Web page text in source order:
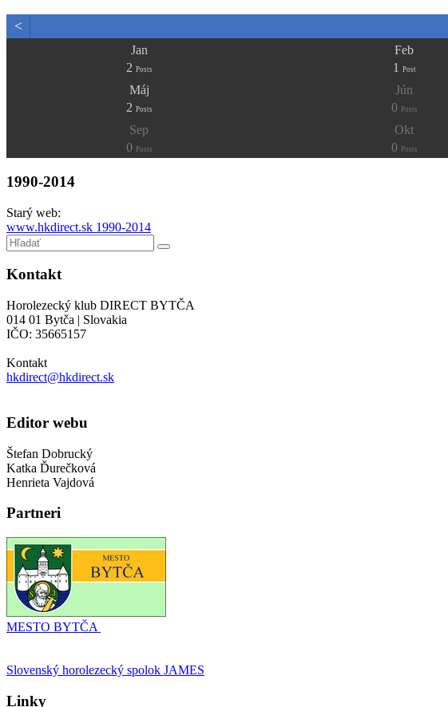
<
Jan
2 Posts
Feb
1
Post
Máj
2 Posts
Jún
0
Posts
Sep
0
Posts
Okt
0
Posts
1990-2014
Starý web:
www.hkdirect.sk 1990-2014
Kontakt
Horolezecký klub DIRECT BYTČA
014 01 Bytča | Slovakia
IČO: 35665157
Kontakt
hkdirect@hkdirect.sk
Editor webu
Štefan Dobrucký
Katka Ďurečková
Henrieta Vajdová
Partneri
MESTO BYTČA
Slovenský horolezecký spolok JAMES
Linky